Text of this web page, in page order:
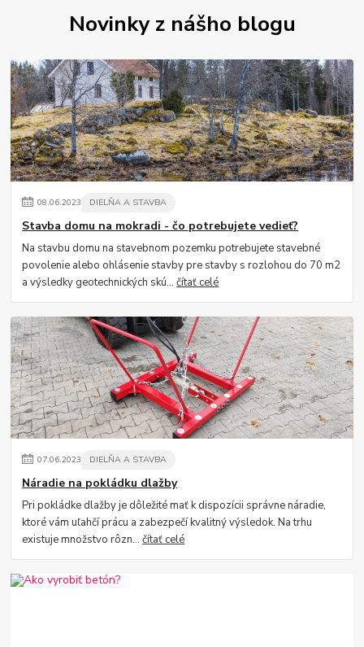
Novinky z nášho blogu
08.06.2023 DIELŇA A STAVBA
Stavba domu na mokradi - čo potrebujete vedieť?
Na stavbu domu na stavebnom pozemku potrebujete stavebné
povolenie alebo ohlásenie stavby pre stavby s rozlohou do 70 m2
a výsledky geotechnických skú...čítať celé
07.06.2023 DIELŇA A STAVBA
Náradie na pokládku dlažby
Pri pokládke dlažby je dôležité mať k dispozícii správne náradie,
ktoré vám uľahčí prácu a zabezpečí kvalitný výsledok. Na trhu
existuje množstvo rôzn...čítať celé